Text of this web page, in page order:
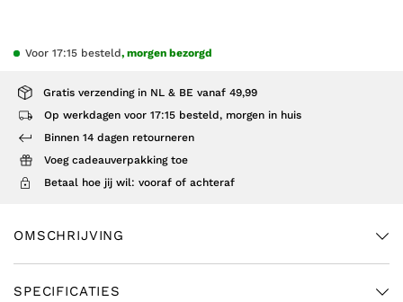
Gratis verzending in NL & BE vanaf 49,99
Op werkdagen voor 17:15 besteld, morgen in huis
Binnen 14 dagen retourneren
Voeg cadeauverpakking toe
Betaal hoe jij wil: vooraf of achteraf
Voor 17:15 besteld, morgen bezorgd
OMSCHRIJVING
SPECIFICATIES